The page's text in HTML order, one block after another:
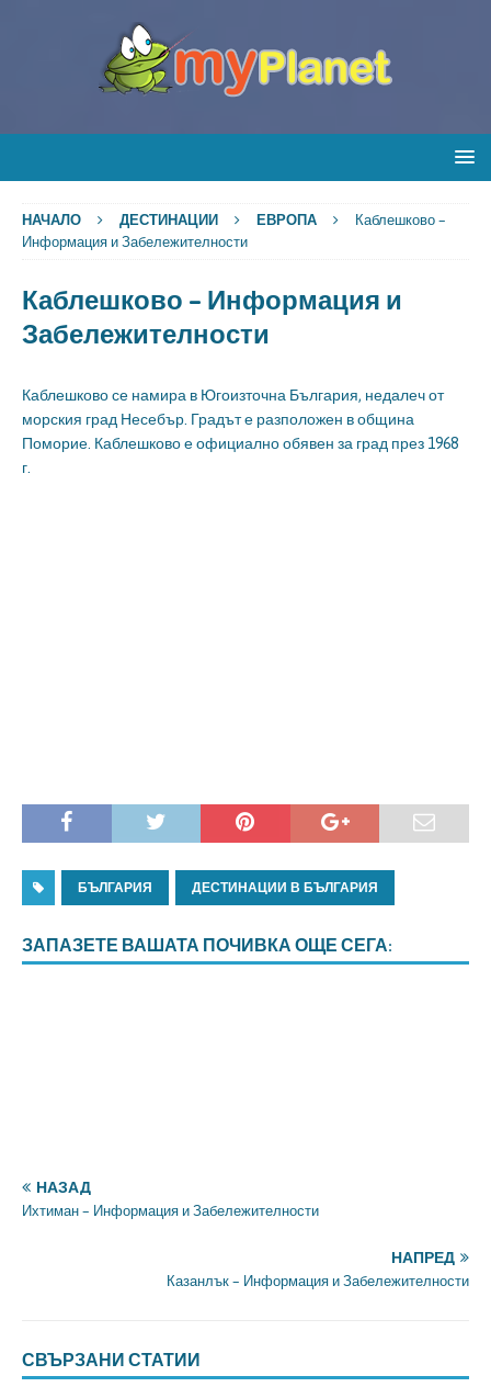
НАЧАЛО ДЕСТИНАЦИИ ЕВРОПА
Каблешково –
Информация и Забележителности
Каблешково – Информация и
Забележителности
Каблешково се намира в Югоизточна България, недалеч от
морския град Несебър. Градът е разположен в община
Поморие. Каблешково е официално обявен за град през 1968
г.
БЪЛГАРИЯ ДЕСТИНАЦИИ В БЪЛГАРИЯ
ЗАПАЗЕТЕ ВАШАТА ПОЧИВКА ОЩЕ СЕГА:
НАЗАД
Ихтиман – Информация и Забележителности
НАПРЕД
Казанлък – Информация и Забележителности
СВЪРЗАНИ СТАТИИ